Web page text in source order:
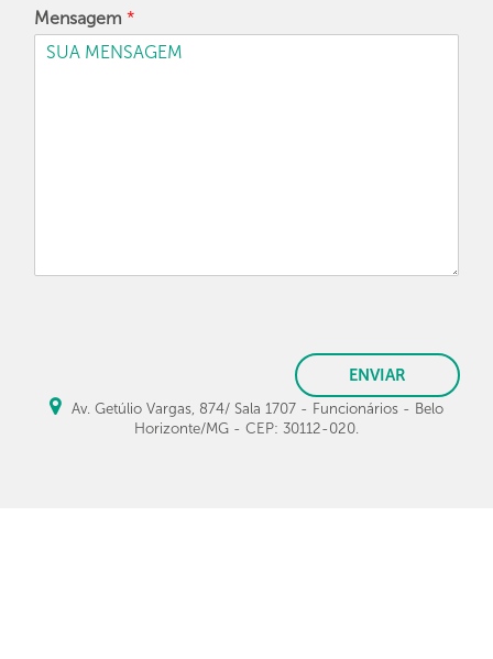
Mensagem *
ENVIAR
Av. Getúlio Vargas, 874/ Sala 1707 - Funcionários - Belo
Horizonte/MG - CEP: 30112-020.